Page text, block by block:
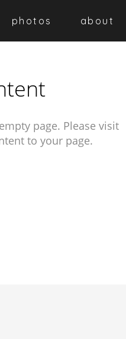
photos about
page. Please visit
to your page.